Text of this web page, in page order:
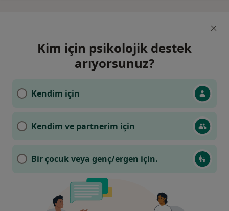
Kim için psikolojik destek
arıyorsunuz?
Kendim için
Kendim ve partnerim için
Bir çocuk veya genç/ergen için.